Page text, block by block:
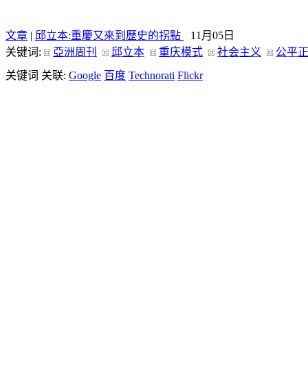
文章 | 邱立本:重慶又來到歷史的拐點
11月05日
关键词:
亞洲周刊 邱立本 重庆模式 社会主义
公平
关键词 关联: Google 百度 Technorati Flickr